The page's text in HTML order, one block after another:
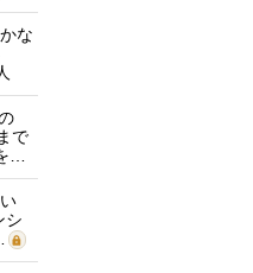
な
で
…
シ